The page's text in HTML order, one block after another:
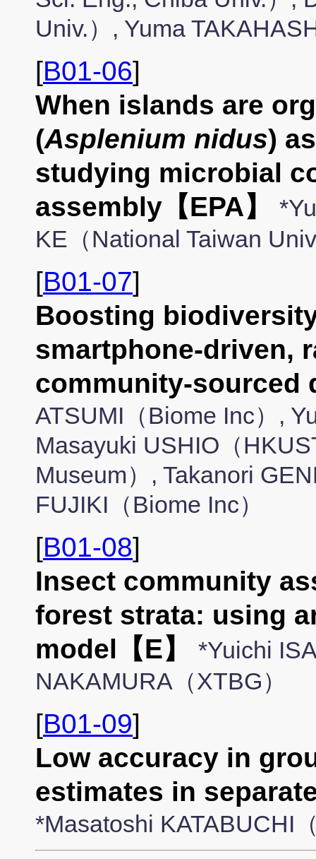
Univ.）, Yuma
[B01-06]
When islands are
(Asplenium nidus)
studying microbial
assembly【EPA】
KE（National Taiwan
[B01-07]
Boosting
smartphone-driven,
community-sourced
ATSUMI（Biome Inc）,
Masayuki USHIO（
Museum）, Takanori
FUJIKI（Biome Inc）
[B01-08]
Insect community
forest strata: using
model【E】
*Yuichi
NAKAMURA（XTBG）
[B01-09]
Low accuracy in
estimates in
*Masatoshi KATABUCHI